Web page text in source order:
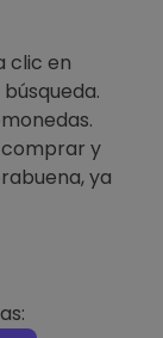
clic en
comprar y
ya